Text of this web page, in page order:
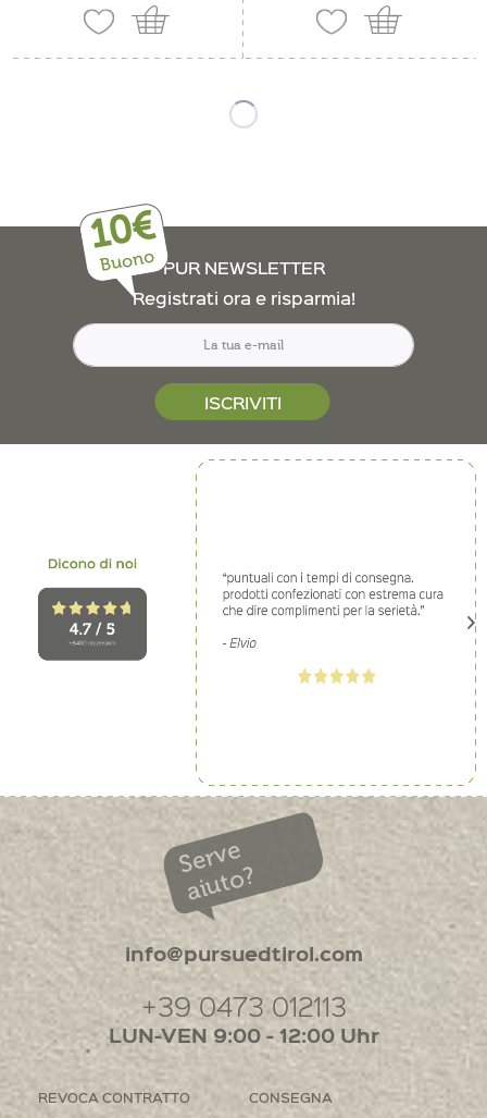
10€
Buono PUR NEWSLETTER
Registrati ora e risparmia!
ISCRIVITI
Serve
aiuto?
info@pursuedtirol.com
+39 0473 012113
LUN-VEN 9:00 - 12:00 Uhr
REVOCA CONTRATTO CONSEGNA